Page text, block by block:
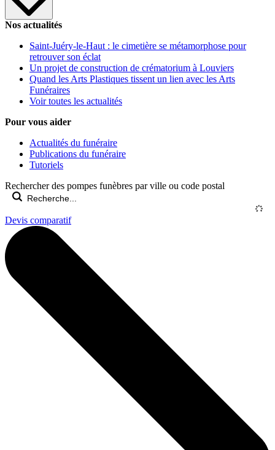
Nos actualités
Saint-Juéry-le-Haut : le cimetière se métamorphose pour
retrouver son éclat
Un projet de construction de crématorium à Louviers
Quand les Arts Plastiques tissent un lien avec les Arts
Funéraires
Voir toutes les actualités
Pour vous aider
Actualités du funéraire
Publications du funéraire
Tutoriels
Rechercher des pompes funèbres par ville ou code postal
Devis comparatif